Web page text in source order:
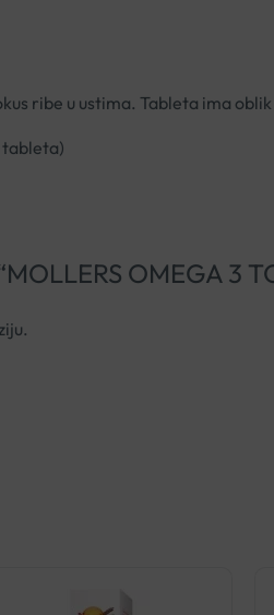
ribe u ustima. Tableta ima
tableta)
OMEGA 3